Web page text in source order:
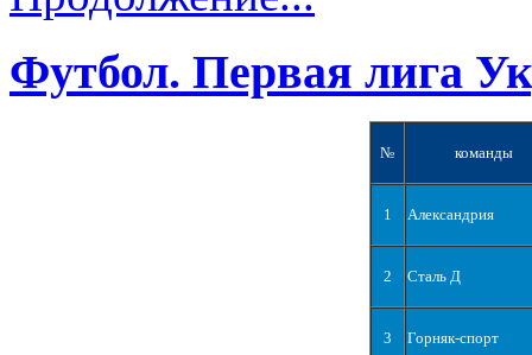
Футбол. Первая лига
№ команды
1 Александрия
2 Сталь Д
3 Горняк-спорт